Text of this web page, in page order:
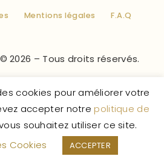
Mentions légales F.A.Q
© 2026 – Tous droits réservés.
cookies pour améliorer votre
accepter notre politique de
souhaitez utiliser ce site.
Cookies
ACCEPTER